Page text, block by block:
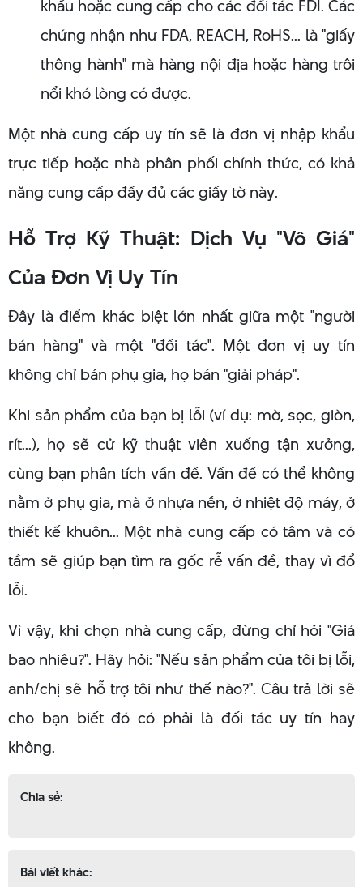
khẩu hoặc cung cấp cho các đối tác FDI. Các
chứng nhận như FDA, REACH, RoHS... là "giấy
thông hành" mà hàng nội địa hoặc hàng trôi
nổi khó lòng có được.
Một nhà cung cấp uy tín sẽ là đơn vị nhập khẩu
trực tiếp hoặc nhà phân phối chính thức, có khả
năng cung cấp đầy đủ các giấy tờ này.
Hỗ Trợ Kỹ Thuật: Dịch Vụ "Vô Giá"
Của Đơn Vị Uy Tín
Đây là điểm khác biệt lớn nhất giữa một "người
bán hàng" và một "đối tác". Một đơn vị uy tín
không chỉ bán phụ gia, họ bán "giải pháp".
Khi sản phẩm của bạn bị lỗi (ví dụ: mờ, sọc, giòn,
rít...), họ sẽ cử kỹ thuật viên xuống tận xưởng,
cùng bạn phân tích vấn đề. Vấn đề có thể không
nằm ở phụ gia, mà ở nhựa nền, ở nhiệt độ máy, ở
thiết kế khuôn... Một nhà cung cấp có tâm và có
tầm sẽ giúp bạn tìm ra gốc rễ vấn đề, thay vì đổ
lỗi.
Vì vậy, khi chọn nhà cung cấp, đừng chỉ hỏi "Giá
bao nhiêu?". Hãy hỏi: "Nếu sản phẩm của tôi bị lỗi,
anh/chị sẽ hỗ trợ tôi như thế nào?". Câu trả lời sẽ
cho bạn biết đó có phải là đối tác uy tín hay
không.
Chia sẻ:
Bài viết khác: